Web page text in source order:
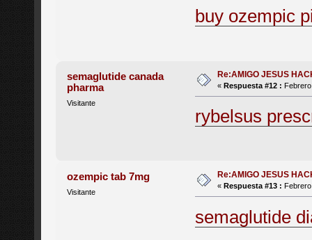
buy ozempic
semaglutide canada
pharma
Visitante
Re:AMIGO JESUS
« Respuesta #12 :
rybelsus
ozempic tab 7mg
Visitante
Re:AMIGO JESUS
« Respuesta #13 :
semaglutide